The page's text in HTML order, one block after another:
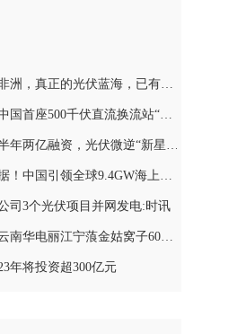
今日视点：非洲，真正的光伏蓝海，已有多家中国企业率先布局
全球讯息：中国首座500千伏直流换流站“焕新”改造进入攻坚冲刺阶段
天天关注：半年两亿融资，光伏微逆“新星”崛起
最新市场数据！中国引领全球9.4GW海上风电热潮
司3个光伏项目并网发电:时讯
最新消息：云南华电丽江宁蒗金姑窝子60MW复合型光电项目开工
年将投资超300亿元